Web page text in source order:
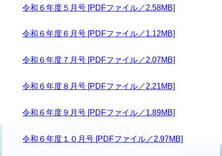
令和６年度５月号 [PDFファイル／2.58MB]
令和６年度６月号 [PDFファイル／1.12MB]
令和６年度７月号 [PDFファイル／2.07MB]
令和６年度８月号 [PDFファイル／2.21MB]
令和６年度９月号 [PDFファイル／1.89MB]
令和６年度１０月号 [PDFファイル／2.97MB]